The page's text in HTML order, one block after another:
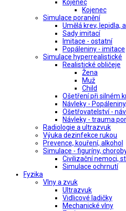
Kojenec
Kojenec
Simulace poranění
Umělá krev, lepidla,
Sady imitací
Imitace - ostatní
Popáleniny - imitace
Simulace hyperrealistické
Realistické obličeje
Žena
Muž
Child
Ošetření při silném
Návleky -
Ošetřovatelství -
Návleky - trauma
Radiologie a ultrazvuk
Výuka dezinfekce rukou
Prevence, kouření, alkohol
Simulace - figuríny,
Civilizační nemoci,
Simulace ochrnutí
Fyzika
Vlny a zvuk
Ultrazvuk
Vidlicové ladičky
Mechanické vlny